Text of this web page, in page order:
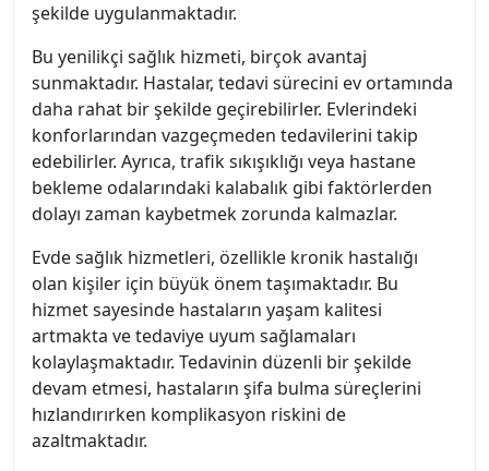
şekilde uygulanmaktadır.
Bu yenilikçi sağlık hizmeti, birçok avantaj
sunmaktadır. Hastalar, tedavi sürecini ev ortamında
daha rahat bir şekilde geçirebilirler. Evlerindeki
konforlarından vazgeçmeden tedavilerini takip
edebilirler. Ayrıca, trafik sıkışıklığı veya hastane
bekleme odalarındaki kalabalık gibi faktörlerden
dolayı zaman kaybetmek zorunda kalmazlar.
Evde sağlık hizmetleri, özellikle kronik hastalığı
olan kişiler için büyük önem taşımaktadır. Bu
hizmet sayesinde hastaların yaşam kalitesi
artmakta ve tedaviye uyum sağlamaları
kolaylaşmaktadır. Tedavinin düzenli bir şekilde
devam etmesi, hastaların şifa bulma süreçlerini
hızlandırırken komplikasyon riskini de
azaltmaktadır.